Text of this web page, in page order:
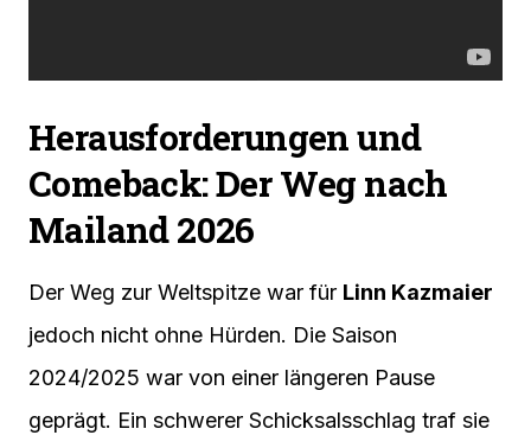
Herausforderungen und
Comeback: Der Weg nach
Mailand 2026
Der Weg zur Weltspitze war für Linn Kazmaier
jedoch nicht ohne Hürden. Die Saison
2024/2025 war von einer längeren Pause
geprägt. Ein schwerer Schicksalsschlag traf sie